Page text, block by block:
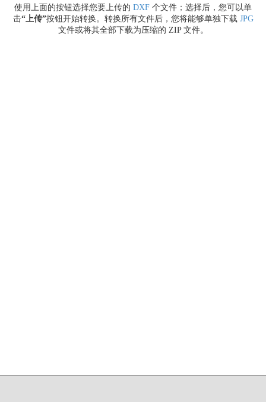
使用上面的按钮选择您要上传的 DXF 个文件；选择后，您可以单
击“上传”按钮开始转换。转换所有文件后，您将能够单独下载 JPG
文件或将其全部下载为压缩的 ZIP 文件。